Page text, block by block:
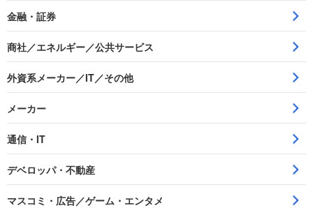
金融・証券
商社／エネルギー／公共サービス
外資系メーカー／IT／その他
メーカー
通信・IT
デベロッパ・不動産
マスコミ・広告／ゲーム・エンタメ